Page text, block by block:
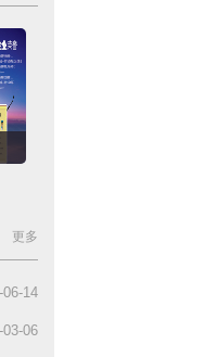
更多
06-14
03-06